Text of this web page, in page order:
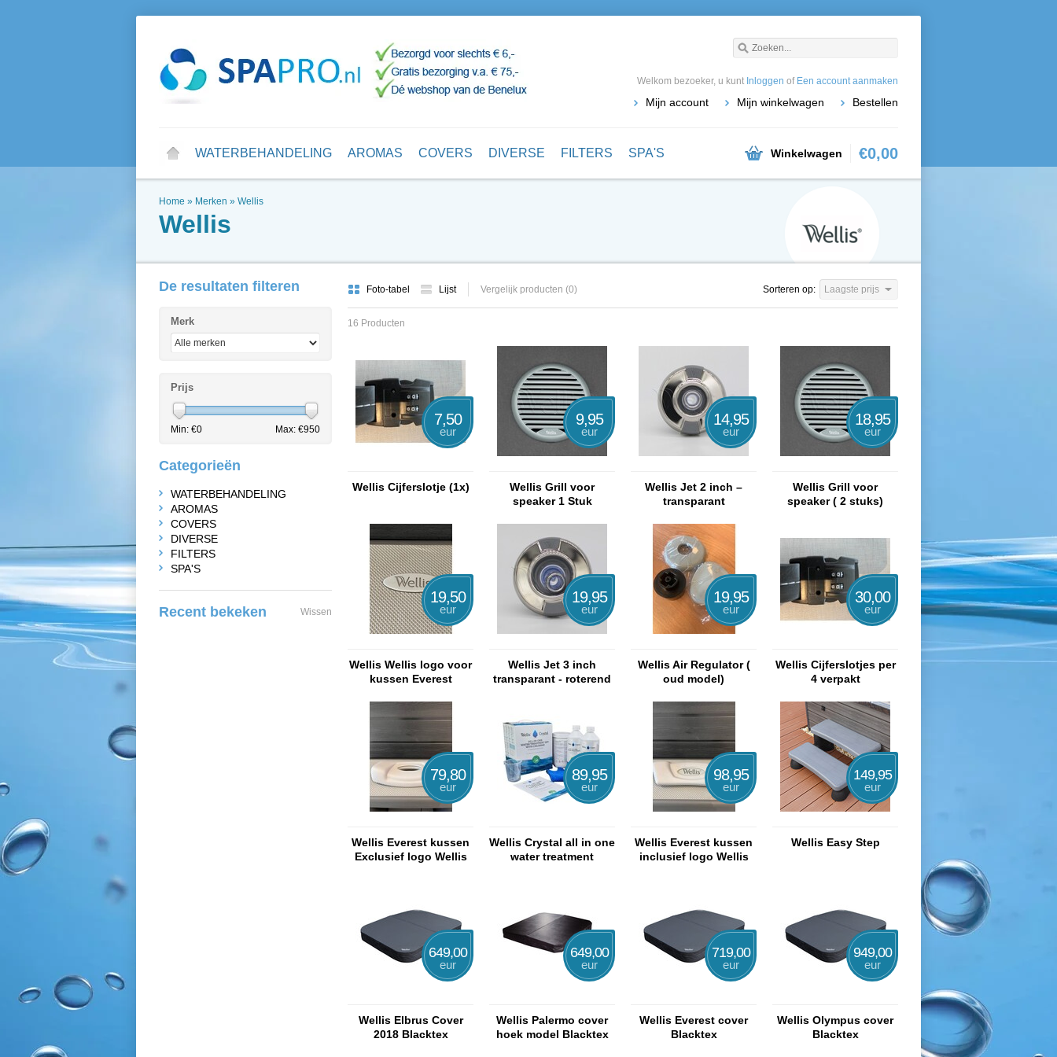
Welkom bezoeker, u kunt Inloggen of Een account aanmaken
Mijn account Mijn winkelwagen Bestellen
WATERBEHANDELING AROMAS COVERS DIVERSE FILTERS SPA'S Winkelwagen €0,00
Home » Merken » Wellis
Wellis
Foto-tabel Lijst Vergelijk producten (0) Sorteren op: Laagste prijs
16 Producten
7,50
eur
Wellis Cijferslotje (1x)
9,95
eur
Wellis Grill voor
speaker 1 Stuk
14,95
eur
Wellis Jet 2 inch –
transparant
18,95
eur
Wellis Grill voor
speaker ( 2 stuks)
19,50
eur
Wellis Wellis logo voor
kussen Everest
19,95
eur
Wellis Jet 3 inch
transparant - roterend
19,95
eur
Wellis Air Regulator (
oud model)
30,00
eur
Wellis Cijferslotjes per
4 verpakt
79,80
eur
Wellis Everest kussen
Exclusief logo Wellis
89,95
eur
Wellis Crystal all in one
water treatment
98,95
eur
Wellis Everest kussen
inclusief logo Wellis
149,95
eur
Wellis Easy Step
649,00
eur
Wellis Elbrus Cover
2018 Blacktex
649,00
eur
Wellis Palermo cover
hoek model Blacktex
719,00
eur
Wellis Everest cover
Blacktex
949,00
eur
Wellis Olympus cover
Blacktex
De resultaten filteren
Merk
Prijs
Min: €0 Max: €950
Categorieën
WATERBEHANDELING
AROMAS
COVERS
DIVERSE
FILTERS
SPA'S
Recent bekeken Wissen